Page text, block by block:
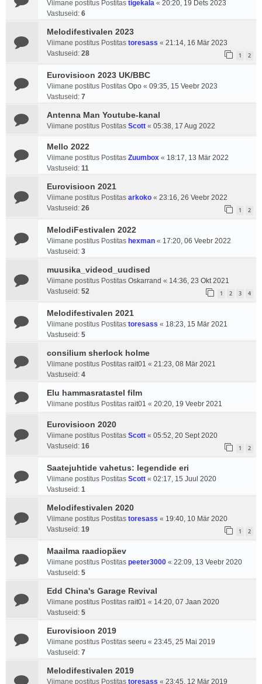
Viimane postitus Postitas tigekala « 20:20, 19 Dets 2023
Vastuseid: 6
Melodifestivalen 2023
Viimane postitus Postitas toresass « 21:14, 16 Mär 2023
Vastuseid: 28 1 2
Eurovisioon 2023 UK/BBC
Viimane postitus Postitas Opo « 09:35, 15 Veebr 2023
Vastuseid: 7
Antenna Man Youtube-kanal
Viimane postitus Postitas Scott « 05:38, 17 Aug 2022
Mello 2022
Viimane postitus Postitas Zuumbox « 18:17, 13 Mär 2022
Vastuseid: 11
Eurovisioon 2021
Viimane postitus Postitas arkoko « 23:16, 26 Veebr 2022
Vastuseid: 26 1 2
MelodiFestivalen 2022
Viimane postitus Postitas hexman « 17:20, 06 Veebr 2022
Vastuseid: 3
muusika_videod_uudised
Viimane postitus Postitas Oskarrand « 14:36, 23 Okt 2021
Vastuseid: 52 1 2 3 4
Melodifestivalen 2021
Viimane postitus Postitas toresass « 18:23, 15 Mär 2021
Vastuseid: 5
consilium sherlock holme
Viimane postitus Postitas rait01 « 21:23, 08 Mär 2021
Vastuseid: 4
Elu hammasratastel film
Viimane postitus Postitas rait01 « 20:20, 19 Veebr 2021
Eurovisioon 2020
Viimane postitus Postitas Scott « 05:52, 20 Sept 2020
Vastuseid: 16 1 2
Saatejuhtide vahetus: legendide eri
Viimane postitus Postitas Scott « 02:17, 15 Juul 2020
Vastuseid: 1
Melodifestivalen 2020
Viimane postitus Postitas toresass « 19:40, 10 Mär 2020
Vastuseid: 19 1 2
Maailma raadiopäev
Viimane postitus Postitas peeter3000 « 22:09, 13 Veebr 2020
Vastuseid: 5
Edd China's Garage Revival
Viimane postitus Postitas rait01 « 14:20, 07 Jaan 2020
Vastuseid: 5
Eurovisioon 2019
Viimane postitus Postitas seeru « 23:45, 25 Mai 2019
Vastuseid: 7
Melodifestivalen 2019
Viimane postitus Postitas toresass « 23:45, 12 Mär 2019